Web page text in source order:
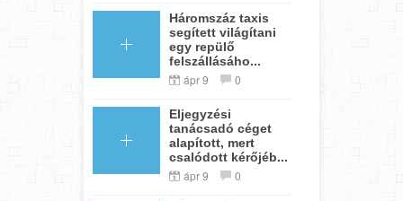
Háromszáz taxis
segített világítani
egy repülő
felszállásáho...
ápr 9 0
Eljegyzési
tanácsadó céget
alapított, mert
csalódott kérőjéb...
ápr 9 0